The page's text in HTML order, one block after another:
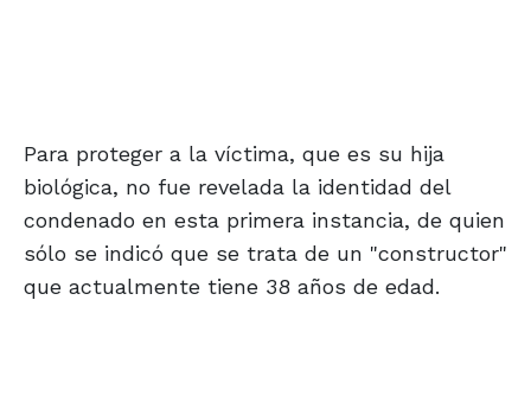
Para proteger a la víctima, que es su hija
biológica, no fue revelada la identidad del
condenado en esta primera instancia, de quien
sólo se indicó que se trata de un "constructor"
que actualmente tiene 38 años de edad.